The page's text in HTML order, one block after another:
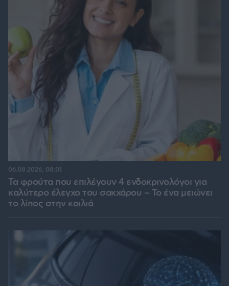
Τα φρούτα που επιλέγουν 4 ενδοκρινολόγοι για
καλύτερο έλεγχο του σακχάρου – Το ένα μειώνει
το λίπος στην κοιλιά
06.08.2026, 08:01